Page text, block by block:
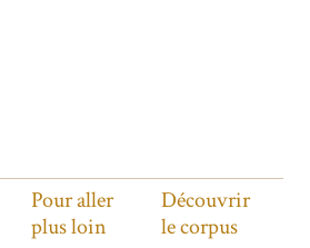
Pour aller
plus loin
Découvrir
le corpus